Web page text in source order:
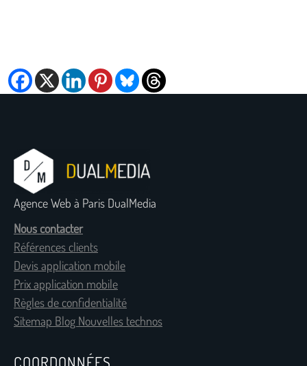
Agence Web à Paris DualMedia
Nous contacter
Références clients
Devis application mobile
Prix application mobile
Règles de confidentialité
Sitemap Blog Nouvelles technos
COORDONNÉES